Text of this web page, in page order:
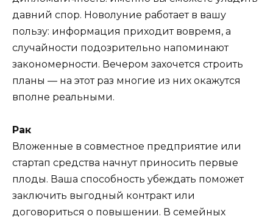
давний спор. Новолуние работает в вашу
пользу: информация приходит вовремя, а
случайности подозрительно напоминают
закономерности. Вечером захочется строить
планы — на этот раз многие из них окажутся
вполне реальными.
Рак
Вложенные в совместное предприятие или
стартап средства начнут приносить первые
плоды. Ваша способность убеждать поможет
заключить выгодный контракт или
договориться о повышении. В семейных